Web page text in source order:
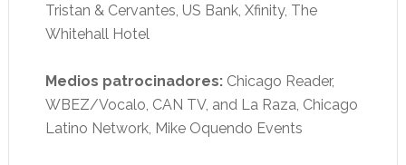
Tristan & Cervantes, US Bank, Xfinity, The
Whitehall Hotel
Medios patrocinadores: Chicago Reader,
WBEZ/Vocalo, CAN TV, and La Raza, Chicago
Latino Network, Mike Oquendo Events